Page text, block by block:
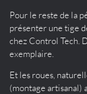
Pour le reste de la
présenter une tige
chez Control Tech.
exemplaire.
Et les roues,
(montage artisanal)